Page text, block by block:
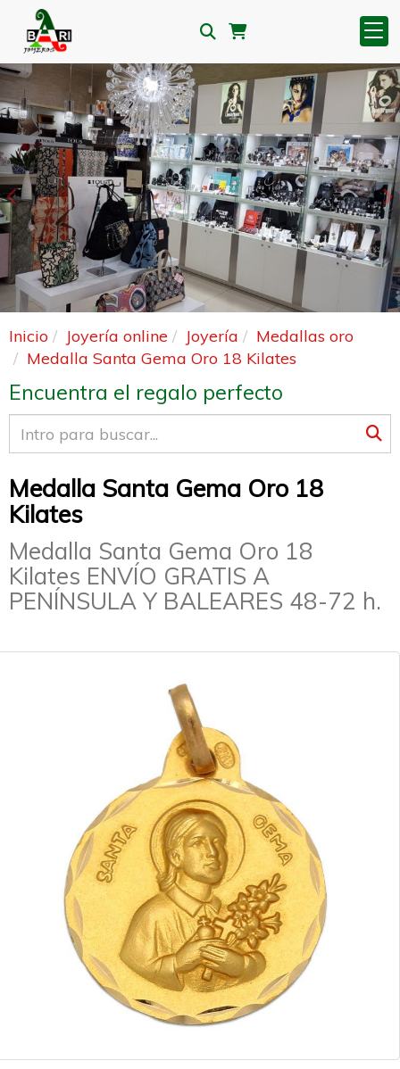
Anterior
Inicio Joyería online Joyería
Medallas oro
Medalla Santa Gema Oro 18 Kilates
Encuentra el regalo perfecto
Medalla Santa Gema Oro 18
Kilates
Medalla Santa Gema Oro 18
Kilates ENVÍO GRATIS A
PENÍNSULA Y BALEARES 48-72 h.